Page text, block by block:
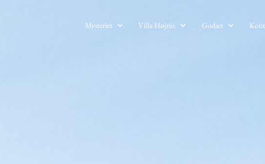
Mysteriet Villa Højriis Godset